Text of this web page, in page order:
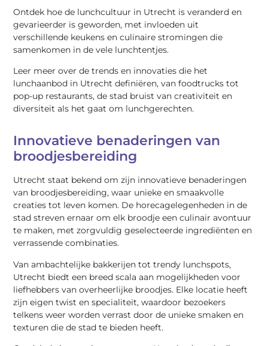
Ontdek hoe de lunchcultuur in Utrecht is veranderd en
gevarieerder is geworden, met invloeden uit
verschillende keukens en culinaire stromingen die
samenkomen in de vele lunchtentjes.
Leer meer over de trends en innovaties die het
lunchaanbod in Utrecht definiëren, van foodtrucks tot
pop-up restaurants, de stad bruist van creativiteit en
diversiteit als het gaat om lunchgerechten.
Innovatieve benaderingen van
broodjesbereiding
Utrecht staat bekend om zijn innovatieve benaderingen
van broodjesbereiding, waar unieke en smaakvolle
creaties tot leven komen. De horecagelegenheden in de
stad streven ernaar om elk broodje een culinair avontuur
te maken, met zorgvuldig geselecteerde ingrediënten en
verrassende combinaties.
Van ambachtelijke bakkerijen tot trendy lunchspots,
Utrecht biedt een breed scala aan mogelijkheden voor
liefhebbers van overheerlijke broodjes. Elke locatie heeft
zijn eigen twist en specialiteit, waardoor bezoekers
telkens weer worden verrast door de unieke smaken en
texturen die de stad te bieden heeft.